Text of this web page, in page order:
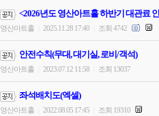
<2026년도 영산아트홀 하반기 대관료
영산아트홀 2025.11.28 17:40 조회 4742
안전수칙(무대, 대기실, 로비/객석)
영산아트홀 2023.07.12 11:58 조회 13037
좌석배치도(엑셀)
영산아트홀 2022.08.05 17:45 조회 19310